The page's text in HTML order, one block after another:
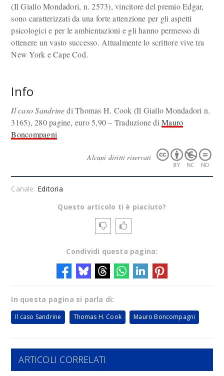
(Il Giallo Mondadori, n. 2573), vincitore del premio Edgar,
sono caratterizzati da una forte attenzione per gli aspetti
psicologici e per le ambientazioni e gli hanno permesso di
ottenere un vasto successo. Attualmente lo scrittore vive tra
New York e Cape Cod.
Info
Il caso Sandrinedi Thomas H. Cook (Il Giallo Mondadori n.
3165), 280 pagine, euro 5,90 – Traduzione diMauro
Boncompagni
Alcuni diritti riservati
Canale: Editoria
Questo articolo ti è piaciuto?
Condividi questa pagina:
In questa pagina si parla di:
Il caso Sandrine Thomas H. Cook Mauro Boncompagni
ARTICOLI CORRELATI